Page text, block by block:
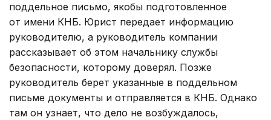
поддельное письмо, якобы подготовленное
от имени КНБ. Юрист передает информацию
руководителю, а руководитель компании
рассказывает об этом начальнику службы
безопасности, которому доверял. Позже
руководитель берет указанные в поддельном
письме документы и отправляется в КНБ. Однако
там он узнает, что дело не возбуждалось,